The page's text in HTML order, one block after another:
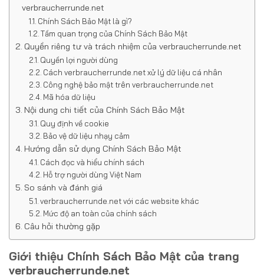
verbraucherrunde.net
Chính Sách Bảo Mật là gì?
Tầm quan trọng của Chính Sách Bảo Mật
Quyền riêng tư và trách nhiệm của verbraucherrunde.net
Quyền lợi người dùng
Cách verbraucherrunde.net xử lý dữ liệu cá nhân
Công nghệ bảo mật trên verbraucherrunde.net
Mã hóa dữ liệu
Nội dung chi tiết của Chính Sách Bảo Mật
Quy định về cookie
Bảo vệ dữ liệu nhạy cảm
Hướng dẫn sử dụng Chính Sách Bảo Mật
Cách đọc và hiểu chính sách
Hỗ trợ người dùng Việt Nam
So sánh và đánh giá
verbraucherrunde.net với các website khác
Mức độ an toàn của chính sách
Câu hỏi thường gặp
Giới thiệu Chính Sách Bảo Mật của trang
verbraucherrunde.net